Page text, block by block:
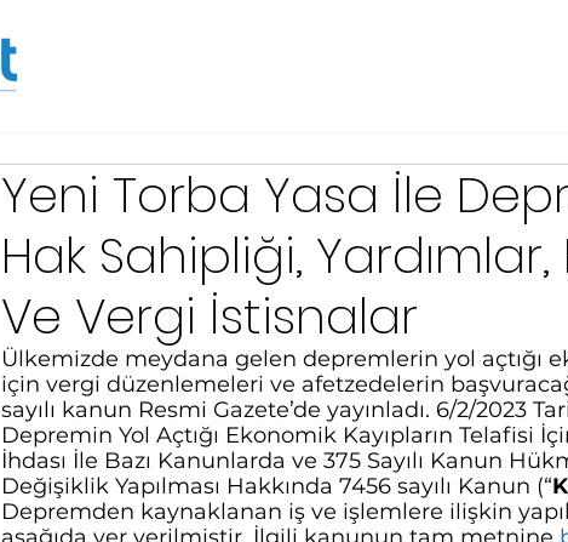
Yeni Torba Yasa İle
Hak Sahipliği,
Ve Vergi İstisnalar
Ülkemizde meydana gelen depremlerin yol açtığı
için vergi düzenlemeleri ve afetzedelerin
sayılı kanun Resmi Gazete’de yayınladı. 6/2/2023
Depremin Yol Açtığı Ekonomik Kayıpların Telafisi
İhdası İle Bazı Kanunlarda ve 375 Sayılı Kanun
Değişiklik Yapılması Hakkında 7456 sayılı Kanun (“
Depremden kaynaklanan iş ve işlemlere ilişkin